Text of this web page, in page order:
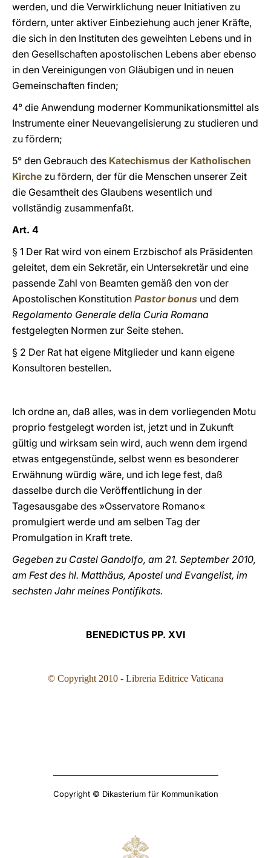
werden, und die Verwirklichung neuer Initiativen zu
fördern, unter aktiver Einbeziehung auch jener Kräfte,
die sich in den Instituten des geweihten Lebens und in
den Gesellschaften apostolischen Lebens aber ebenso
in den Vereinigungen von Gläubigen und in neuen
Gemeinschaften finden;
4° die Anwendung moderner Kommunikationsmittel als
Instrumente einer Neuevangelisierung zu studieren und
zu fördern;
5° den Gebrauch des Katechismus der Katholischen
Kirche zu fördern, der für die Menschen unserer Zeit
die Gesamtheit des Glaubens wesentlich und
vollständig zusammenfaßt.
Art. 4
§ 1 Der Rat wird von einem Erzbischof als Präsidenten
geleitet, dem ein Sekretär, ein Untersekretär und eine
passende Zahl von Beamten gemäß den von der
Apostolischen Konstitution Pastor bonus und dem
Regolamento Generale della Curia Romana
festgelegten Normen zur Seite stehen.
§ 2 Der Rat hat eigene Mitglieder und kann eigene
Konsultoren bestellen.
Ich ordne an, daß alles, was in dem vorliegenden Motu
proprio festgelegt worden ist, jetzt und in Zukunft
gültig und wirksam sein wird, auch wenn dem irgend
etwas entgegenstünde, selbst wenn es besonderer
Erwähnung würdig wäre, und ich lege fest, daß
dasselbe durch die Veröffentlichung in der
Tagesausgabe des »Osservatore Romano«
promulgiert werde und am selben Tag der
Promulgation in Kraft trete.
Gegeben zu Castel Gandolfo, am 21. September 2010,
am Fest des hl. Matthäus, Apostel und Evangelist, im
sechsten Jahr meines Pontifikats.
BENEDICTUS PP. XVI
© Copyright 2010 - Libreria Editrice Vaticana
Copyright © Dikasterium für Kommunikation